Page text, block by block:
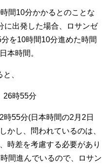
間10分かかるとのことな
に出発した場合、ロサンゼ
を10時間10分進めた時間
本時間。
、
26時55分
55分(日本時間の2月2日
かし、問われているのは、
時差を考慮する必要があり
間進んでいるので、ロサン